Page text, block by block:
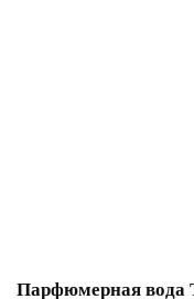
Парфюмерная вода